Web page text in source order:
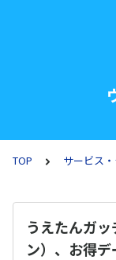
TOP サービス
うえたんガ
ン）、お得